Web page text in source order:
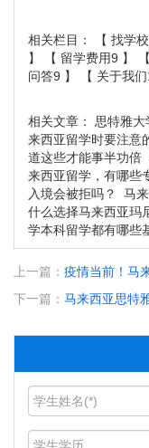
相关栏目： 【 找学
】 【 留学费用9 】 【
问答9 】 【 关于我们
相关文章： 思特雅
来西亚留学时要注意
道这些才能事半功倍
来西亚留学，有哪些
入境会被拒吗？
马
什么选择马来西亚玛
学本科留学都有哪些
上一篇： 疫情当前！马
下一篇： 马来西亚思特